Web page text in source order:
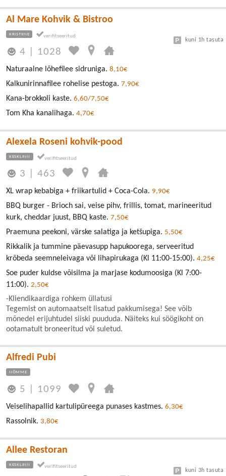
Al Mare Kohvik & Bistroo
KRISTIINE
4 1028
kuni 1h tasuta
Naturaalne lõhefilee sidruniga. 8,10€
Kalkunirinnafilee rohelise pestoga. 7,90€
Kana-brokkoli kaste. 6,60/7,50€
Tom Kha kanalihaga. 4,70€
Alexela Roseni kohvik-pood
KESKLINN
3 |463
XL wrap kebabiga + friikartulid + Coca-Cola. 9,90€
BBQ burger - Brioch sai, veise pihv, frillis, tomat, marineeritud
kurk, cheddar juust, BBQ kaste. 7,50€
Praemuna peekoni, värske salatiga ja ketšupiga. 5,50€
Rikkalik ja tummine päevasupp hapukoorega, serveeritud
krõbeda seemneleivaga või lihapirukaga (Kl 11:00-15:00). 4,25€
Soe puder kuldse võisilma ja marjase kodumoosiga (Kl 7:00-
11:00). 2,50€
-Kliendikaardiga rohkem üllatusi
Tegemist on automaatselt lisatud pakkumisega! See võib
mõnedel erijuhtudel siiski puududa. Näiteks kui söögikoht on
ootamatult broneeritud või suletud.
Alfredi Pubi
NÕMME
5 1099
Veiselihapallid kartulipüreega punases kastmes. 6,30€
Rassolnik. 3,80€
Allee Restoran
KESKLINN
kuni 3h tasuta